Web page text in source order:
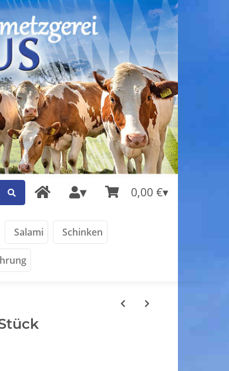
0,00 €
Salami Schinken